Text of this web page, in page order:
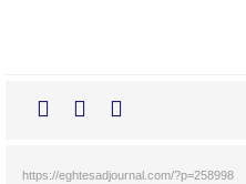
https://eghtesadjournal.com/?p=258998